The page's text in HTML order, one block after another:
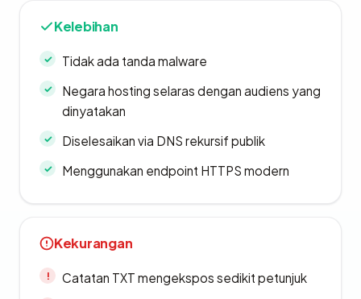
Kelebihan
Tidak ada tanda malware
Negara hosting selaras dengan audiens yang
dinyatakan
Diselesaikan via DNS rekursif publik
Menggunakan endpoint HTTPS modern
Kekurangan
Catatan TXT mengekspos sedikit petunjuk